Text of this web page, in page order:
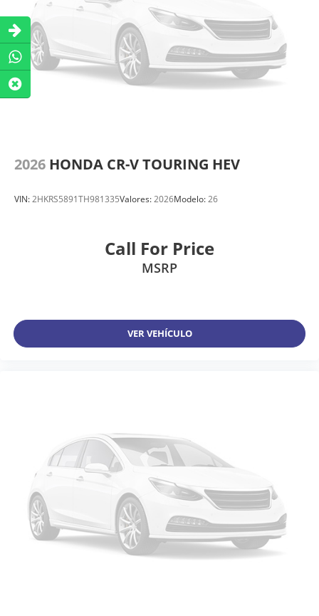
2026 HONDA CR-V TOURING HEV
VIN:2HKRS5891TH981335Valores:2026Modelo:26
Call For Price
MSRP
VER VEHÍCULO